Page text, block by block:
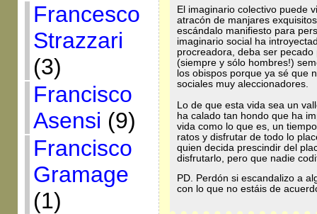
Francesco
Strazzari
(3)
Francisco
Asensi (9)
Francisco
Gramage
(1)
El imaginario colectivo puede
atracón de manjares
escándalo manifiesto para
imaginario social ha
procreadora, deba ser
(siempre y sólo hombres!)
los obispos porque ya sé que
sociales muy aleccionadores.
Lo de que esta vida sea un
ha calado tan hondo que ha
vida como lo que es, un
ratos y disfrutar de todo lo
quien decida prescindir del
disfrutarlo, pero que nadie
PD. Perdón si escandalizo a
con lo que no estáis de